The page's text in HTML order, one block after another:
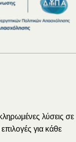
λύσεις σε
για κάθε